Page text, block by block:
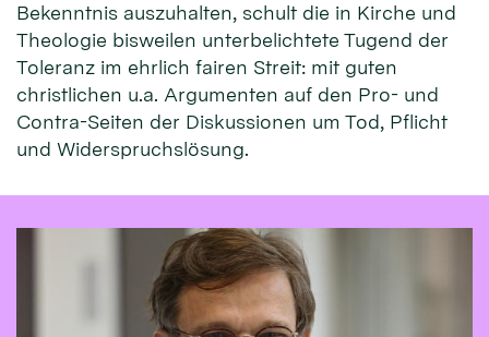
Bekenntnis auszuhalten, schult die in Kirche und
Theologie bisweilen unterbelichtete Tugend der
Toleranz im ehrlich fairen Streit: mit guten
christlichen u.a. Argumenten auf den Pro- und
Contra-Seiten der Diskussionen um Tod, Pflicht
und Widerspruchslösung.